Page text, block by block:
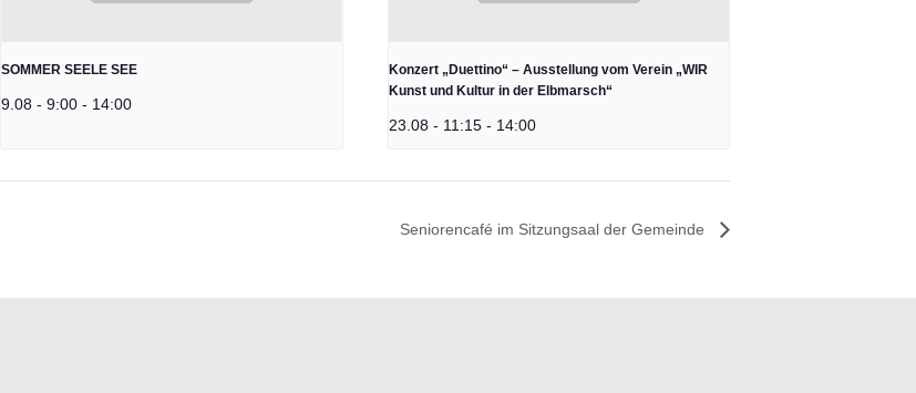
SOMMER SEELE SEE
9.08 - 9:00 - 14:00
Konzert „Duettino“ – Ausstellung vom Verein „WIR
Kunst und Kultur in der Elbmarsch“
23.08 - 11:15 - 14:00
Seniorencafé im Sitzungsaal der Gemeinde